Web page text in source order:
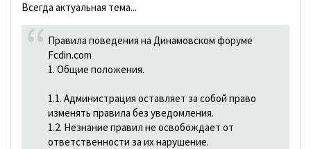
Всегда актуальная тема...
Правила поведения на Динамовском форуме
Fcdin.com
1. Общие положения.
1.1. Администрация оставляет за собой право
изменять правила без уведомления.
1.2. Незнание правил не освобождает от
ответственности за их нарушение.